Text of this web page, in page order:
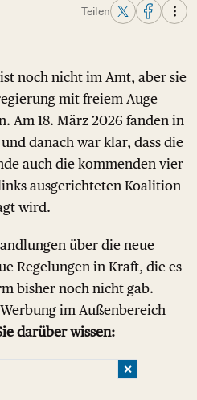
Teilen
noch nicht im Amt, aber sie
mit freiem Auge
Am 18. März 2026 fanden in
danach war klar, dass die
auch die kommenden vier
ausgerichteten Koalition
wird.
über die neue
Regelungen in Kraft, die es
bisher noch nicht gab.
im Außenbereich
darüber wissen:
✕